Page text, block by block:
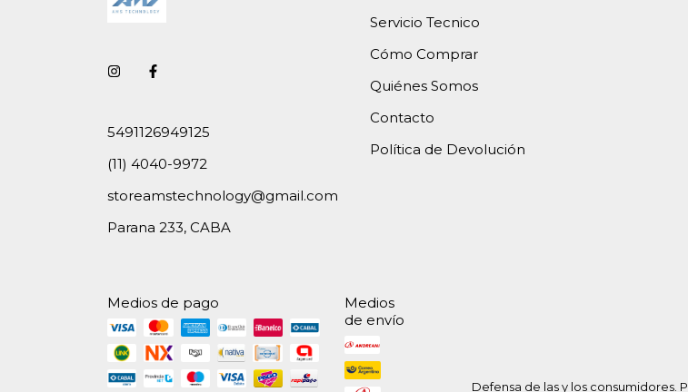
5491126949125
(11) 4040-9972
storeamstechnology@gmail.com
Parana 233, CABA
Servicio Tecnico
Cómo Comprar
Quiénes Somos
Contacto
Política de Devolución
Medios de pago
Medios
de envío
Defensa de las y los consumidores.